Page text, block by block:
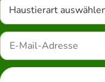
Haustierart